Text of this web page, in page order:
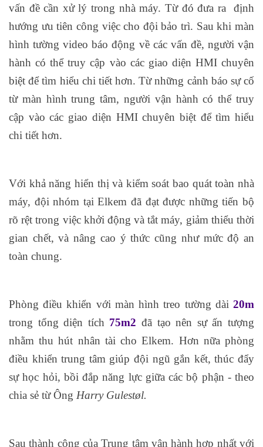
vấn đề cần xử lý trong nhà máy. Từ đó đưa ra định
hướng ưu tiên công việc cho đội bảo trì. Sau khi màn
hình tường video báo động về các vấn đề, người vận
hành có thể truy cập vào các giao diện HMI chuyên
biệt để tìm hiểu chi tiết hơn. Từ những cảnh báo sự cố
từ màn hình trung tâm, người vận hành có thể truy
cập vào các giao diện HMI chuyên biệt để tìm hiểu
chi tiết hơn.
Với khả năng hiển thị và kiểm soát bao quát toàn nhà
máy, đội nhóm tại Elkem đã đạt được những tiến bộ
rõ rệt trong việc khởi động và tắt máy, giảm thiểu thời
gian chết, và nâng cao ý thức cũng như mức độ an
toàn chung.
Phòng điều khiển với màn hình treo tường dài 20m
trong tổng diện tích 75m2 đã tạo nên sự ấn tượng
nhằm thu hút nhân tài cho Elkem. Hơn nữa phòng
điều khiển trung tâm giúp đội ngũ gắn kết, thúc đẩy
sự học hỏi, bồi đắp năng lực giữa các bộ phận - theo
chia sẻ từ Ông Harry Gulestøl.
Sau thành công của Trung tâm vận hành hợp nhất với